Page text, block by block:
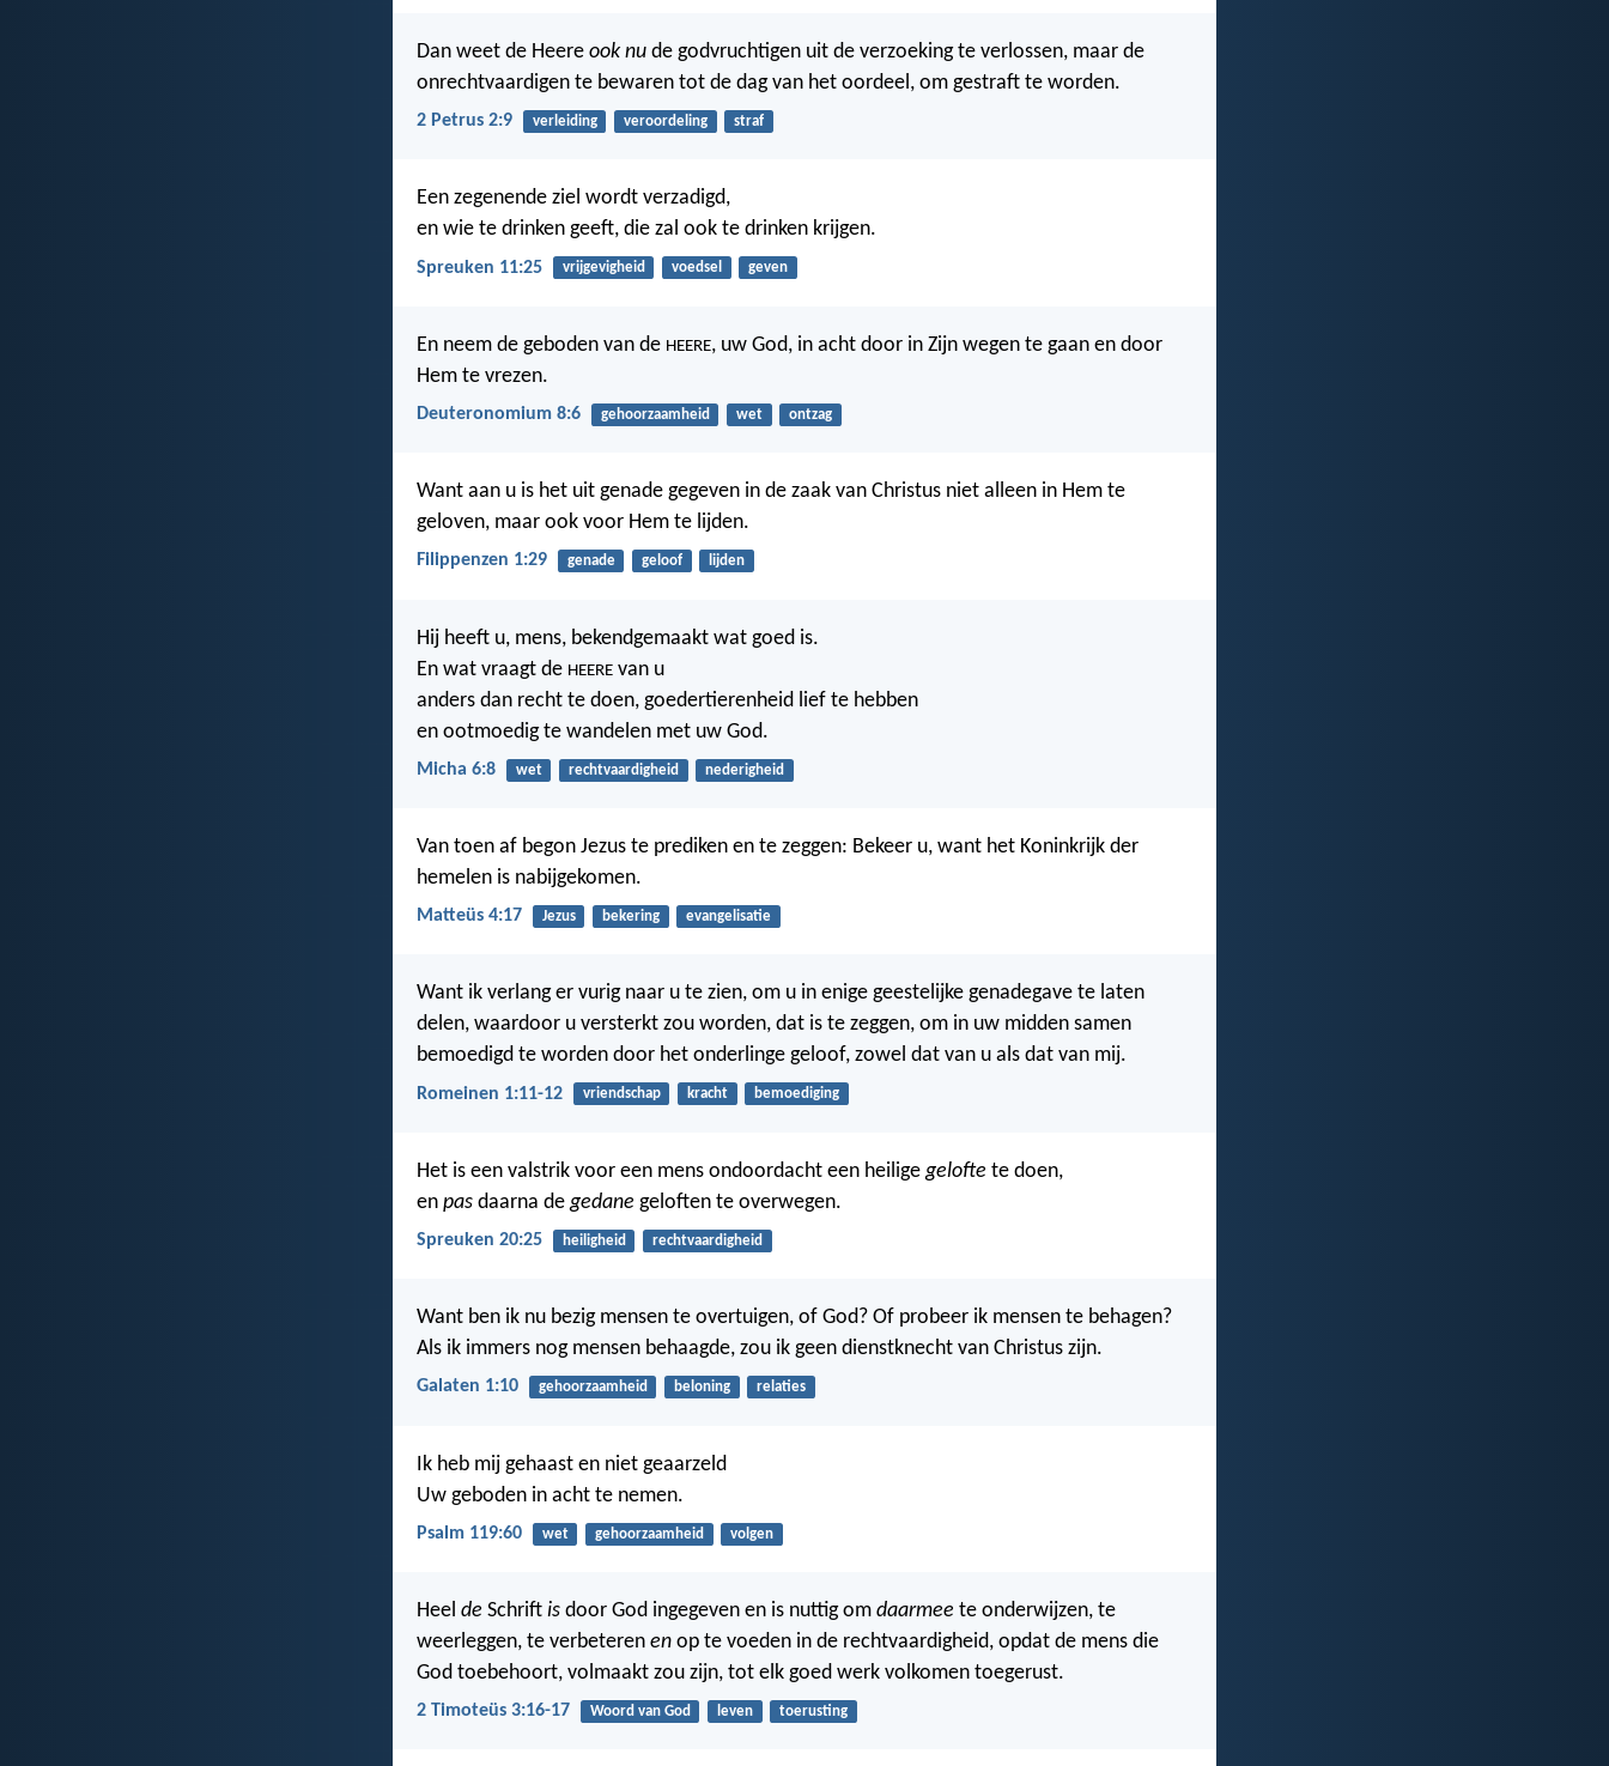
Dan weet de Heere ook nu de godvruchtigen uit de verzoeking te verlossen, maar de
onrechtvaardigen te bewaren tot de dag van het oordeel, om gestraft te worden.
2 Petrus 2:9 verleiding veroordeling straf
Een zegenende ziel wordt verzadigd,
en wie te drinken geeft, die zal ook te drinken krijgen.
Spreuken 11:25 vrijgevigheid voedsel geven
En neem de geboden van de HEERE, uw God, in acht door in Zijn wegen te gaan en door
Hem te vrezen.
Deuteronomium 8:6 gehoorzaamheid wet ontzag
Want aan u is het uit genade gegeven in de zaak van Christus niet alleen in Hem te
geloven, maar ook voor Hem te lijden.
Filippenzen 1:29 genade geloof lijden
Hij heeft u, mens, bekendgemaakt wat goed is.
En wat vraagt de HEERE van u
anders dan recht te doen, goedertierenheid lief te hebben
en ootmoedig te wandelen met uw God.
Micha 6:8 wet rechtvaardigheid nederigheid
Van toen af begon Jezus te prediken en te zeggen: Bekeer u, want het Koninkrijk der
hemelen is nabijgekomen.
Matteüs 4:17 Jezus bekering evangelisatie
Want ik verlang er vurig naar u te zien, om u in enige geestelijke genadegave te laten
delen, waardoor u versterkt zou worden, dat is te zeggen, om in uw midden samen
bemoedigd te worden door het onderlinge geloof, zowel dat van u als dat van mij.
Romeinen 1:11-12 vriendschap kracht bemoediging
Het is een valstrik voor een mens ondoordacht een heiligegelofte te doen,
en pas daarna degedane geloften te overwegen.
Spreuken 20:25 heiligheid rechtvaardigheid
Want ben ik nu bezig mensen te overtuigen, of God? Of probeer ik mensen te behagen?
Als ik immers nog mensen behaagde, zou ik geen dienstknecht van Christus zijn.
Galaten 1:10 gehoorzaamheid beloning relaties
Ik heb mij gehaast en niet geaarzeld
Uw geboden in acht te nemen.
Psalm 119:60 wet gehoorzaamheid volgen
Heel de Schrift is door God ingegeven en is nuttig om daarmee te onderwijzen, te
weerleggen, te verbeteren en op te voeden in de rechtvaardigheid, opdat de mens die
God toebehoort, volmaakt zou zijn, tot elk goed werk volkomen toegerust.
2 Timoteüs 3:16-17 Woord van God leven toerusting